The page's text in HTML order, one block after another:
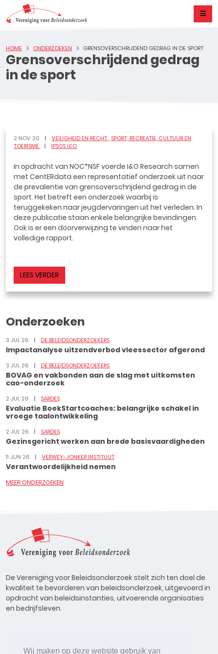
Wij maken op deze website gebruik van
Grensoverschrijdend gedrag
in de sport
HOME ONDERZOEKEN GRENSOVERSCHRIJDEND GEDRAG IN DE SPORT
2 NOV 20 VEILIGHEID EN RECHT SPORT, RECREATIE, CULTUUR EN
TOERISME
IPSOS I&O
In opdracht van NOC*NSF voerde I&O Research samen
met CentERdata een representatief onderzoek uit naar
de prevalentie van grensoverschrijdend gedrag in de
sport. Het betreft een onderzoek waarbij is
teruggekeken naar jeugdervaringen uit het verleden. In
deze publicatie staan enkele belangrijke bevindingen.
Ook is er een doorverwijzing te vinden naar het
volledige rapport.
LEES VERDER
Onderzoeken
3 JUL 26 DE BELEIDSONDERZOEKERS
Impactanalyse uitzendverbod vleessector afgerond
3 JUL 26 DE BELEIDSONDERZOEKERS
BOVAG en vakbonden aan de slag met uitkomsten
cao-onderzoek
2 JUL 26 SARDES
Evaluatie BoekStartcoaches: belangrijke schakel in
vroege taalontwikkeling
2 JUL 26 SARDES
Gezinsgericht werken aan brede basisvaardigheden
11 JUN 26 VERWEY-JONKER INSTITUUT
Verantwoordelijkheid nemen
MEER ONDERZOEKEN
De Vereniging voor Beleidsonderzoek stelt zich ten doel de
kwaliteit te bevorderen van beleidsonderzoek, uitgevoerd in
opdracht van beleidsinstanties, uitvoerende organisaties
en bedrijfsleven.